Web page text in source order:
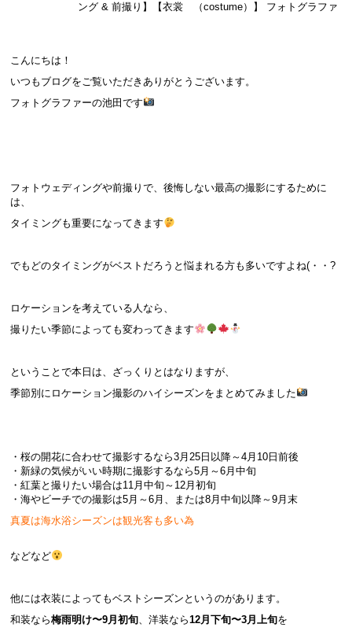
ング & 前撮り 】【衣裳 （costume） 】 フォトグラファ
こんにちは！
いつもブログをご覧いただきありがとうございます。
フォトグラファーの池田です
フォトウェディングや前撮りで、後悔しない最高の撮影にするために
は、
タイミングも重要になってきます
でもどのタイミングがベストだろうと悩まれる方も多いですよね(・・?
ロケーションを考えている人なら、
撮りたい季節によっても変わってきます
ということで本日は、ざっくりとはなりますが、
季節別にロケーション撮影のハイシーズンをまとめてみました
・桜の開花に合わせて撮影するなら3月25日以降～4月10日前後
・新緑の気候がいい時期に撮影するなら5月～6月中旬
・紅葉と撮りたい場合は11月中旬～12月初旬
・海やビーチでの撮影は5月～6月、または8月中旬以降～9月末
真夏は海水浴シーズンは観光客も多い為
などなど
他には衣装によってもベストシーズンというのがあります。
和装なら梅雨明け〜9月初旬、洋装なら12月下旬〜3月上旬を